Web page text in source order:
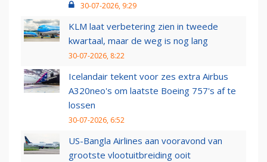
30-07-2026, 9:29
KLM laat verbetering zien in tweede
kwartaal, maar de weg is nog lang
30-07-2026, 8:22
Icelandair tekent voor zes extra Airbus
A320neo's om laatste Boeing 757's af te
lossen
30-07-2026, 6:52
US-Bangla Airlines aan vooravond van
grootste vlootuitbreiding ooit